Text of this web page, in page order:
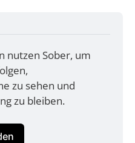
nutzen Sober, um
zu sehen und
zu bleiben.